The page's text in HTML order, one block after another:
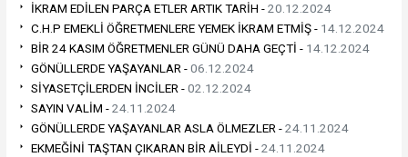
İKRAM EDİLEN PARÇA ETLER ARTIK TARİH -20.12.2024
C.H.P EMEKLİ ÖĞRETMENLERE YEMEK İKRAM ETMİŞ - 14.12.2024
BİR 24 KASIM ÖĞRETMENLER GÜNÜ DAHA GEÇTİ - 14.12.2024
GÖNÜLLERDE YAŞAYANLAR -06.12.2024
SİYASETÇİLERDEN İNCİLER -02.12.2024
SAYIN VALİM -24.11.2024
GÖNÜLLERDE YAŞAYANLAR ASLA ÖLMEZLER -24.11.2024
EKMEĞİNİ TAŞTAN ÇIKARAN BİR AİLEYDİ -24.11.2024